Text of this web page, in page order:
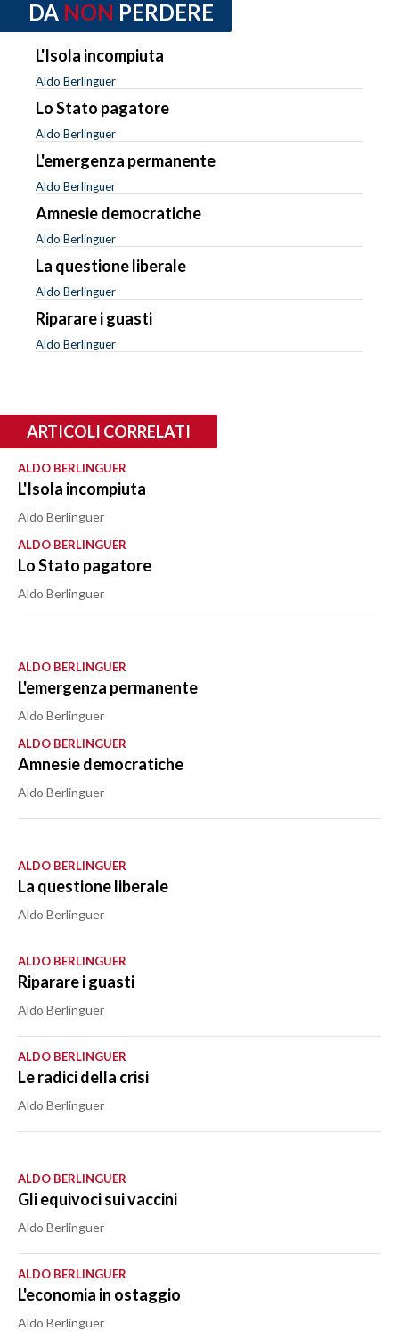
DA NON PERDERE
L'Isola incompiuta
Aldo Berlinguer
Lo Stato pagatore
Aldo Berlinguer
L'emergenza permanente
Aldo Berlinguer
Amnesie democratiche
Aldo Berlinguer
La questione liberale
Aldo Berlinguer
Riparare i guasti
Aldo Berlinguer
ARTICOLI CORRELATI
ALDO BERLINGUER
L'Isola incompiuta
Aldo Berlinguer
ALDO BERLINGUER
Lo Stato pagatore
Aldo Berlinguer
ALDO BERLINGUER
L'emergenza permanente
Aldo Berlinguer
ALDO BERLINGUER
Amnesie democratiche
Aldo Berlinguer
ALDO BERLINGUER
La questione liberale
Aldo Berlinguer
ALDO BERLINGUER
Riparare i guasti
Aldo Berlinguer
ALDO BERLINGUER
Le radici della crisi
Aldo Berlinguer
ALDO BERLINGUER
Gli equivoci sui vaccini
Aldo Berlinguer
ALDO BERLINGUER
L'economia in ostaggio
Aldo Berlinguer